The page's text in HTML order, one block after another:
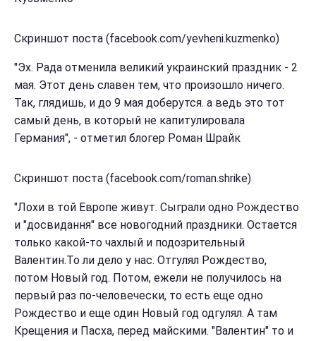
Скриншот поста (facebook.com/yevheni.kuzmenko)
"Эх. Рада отменила великий украинский праздник - 2
мая. Этот день славен тем, что произошло ничего.
Так, глядишь, и до 9 мая доберутся. а ведь это тот
самый день, в который не капитулировала
Германия", - отметил блогер Роман Шрайк
Скриншот поста (facebook.com/roman.shrike)
"Лохи в той Европе живут. Сыграли одно Рождество
и "досвидання" все новогодний праздники. Остается
только какой-то чахлый и подозрительный
Валентин.То ли дело у нас. Отгулял Рождество,
потом Новый год. Потом, ежели не получилось на
первый раз по-человечески, то есть еще одно
Рождество и еще один Новый год одгулял. А там
Крещения и Пасха, перед майскими. "Валентин" то и